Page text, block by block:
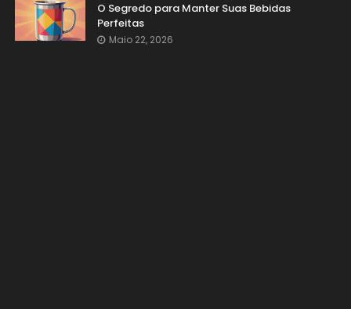
O Segredo para Manter Suas Bebidas
Perfeitas
Maio 22, 2026